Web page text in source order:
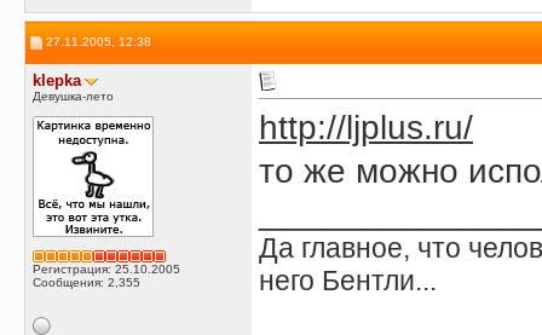
27.11.2005, 12:38
klepka
Девушка-лето
Регистрация: 25.10.2005
Сообщения: 2,355
http://ljplus.ru/
то же можно
Да главное, что
него Бентли...